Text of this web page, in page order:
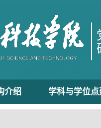
介绍 学科与学位点